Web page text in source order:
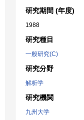
研究期間 (年度)
1988
研究種目
一般研究(C)
研究分野
解析学
研究機関
九州大学